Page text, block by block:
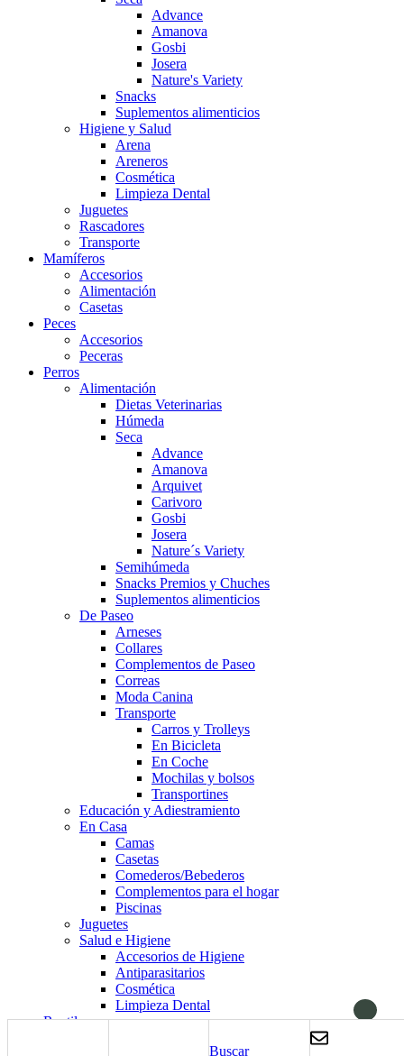
Buscar
Advance
Amanova
Gosbi
Josera
Nature's Variety
Snacks
Suplementos alimenticios
Higiene y Salud
Arena
Areneros
Cosmética
Limpieza Dental
Juguetes
Rascadores
Transporte
Mamíferos
Accesorios
Alimentación
Casetas
Peces
Accesorios
Peceras
Perros
Alimentación
Dietas Veterinarias
Húmeda
Seca
Advance
Amanova
Arquivet
Carivoro
Gosbi
Josera
Nature´s Variety
Semihúmeda
Snacks Premios y Chuches
Suplementos alimenticios
De Paseo
Arneses
Collares
Complementos de Paseo
Correas
Moda Canina
Transporte
Carros y Trolleys
En Bicicleta
En Coche
Mochilas y bolsos
Transportines
Educación y Adiestramiento
En Casa
Camas
Casetas
Comederos/Bebederos
Complementos para el hogar
Piscinas
Juguetes
Salud e Higiene
Accesorios de Higiene
Antiparasitarios
Cosmética
Limpieza Dental
Reptiles